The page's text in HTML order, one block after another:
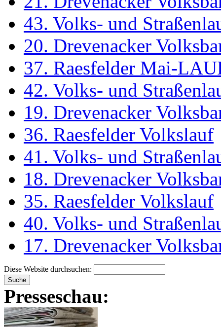
43. Volks- und
20. Drevenacker
37. Raesfelder Mai-
42. Volks- und
19. Drevenacker
36. Raesfelder Volkslauf
41. Volks- und
18. Drevenacker
35. Raesfelder Volkslauf
40. Volks- und
17. Drevenacker
Diese Website durchsuchen:
Presseschau: